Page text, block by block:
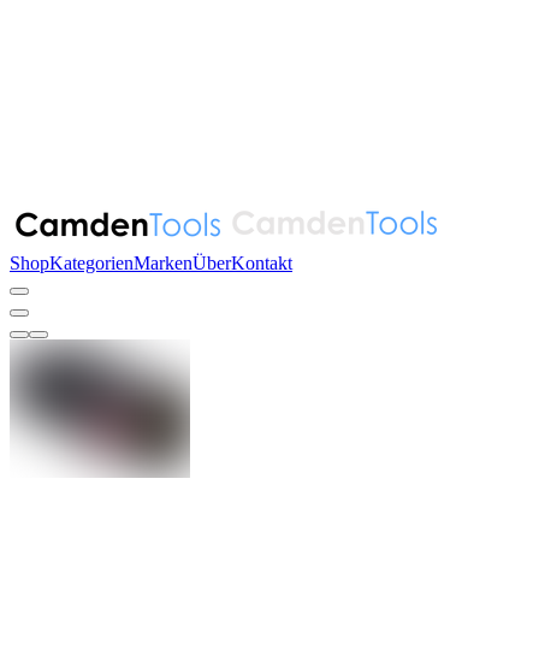
ShopKategorienMarkenÜberKontakt